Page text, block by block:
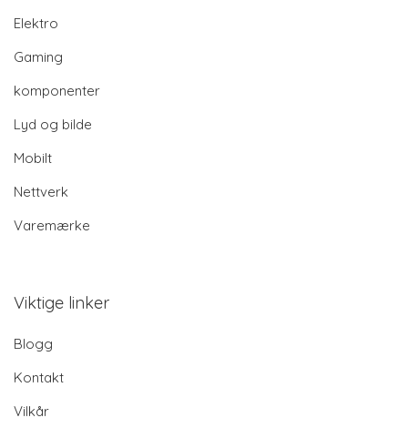
Elektro
Gaming
komponenter
Lyd og bilde
Mobilt
Nettverk
Varemærke
Viktige linker
Blogg
Kontakt
Vilkår